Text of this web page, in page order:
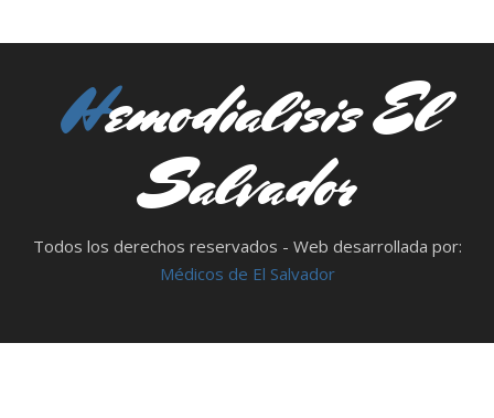
Hemodialisis El
Salvador
Todos los derechos reservados - Web desarrollada por:
Médicos de El Salvador